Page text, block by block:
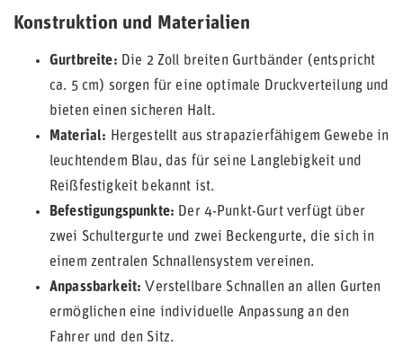
Konstruktion und Materialien
Gurtbreite: Die 2 Zoll breiten Gurtbänder (entspricht
ca. 5 cm) sorgen für eine optimale Druckverteilung und
bieten einen sicheren Halt.
Material: Hergestellt aus strapazierfähigem Gewebe in
leuchtendem Blau, das für seine Langlebigkeit und
Reißfestigkeit bekannt ist.
Befestigungspunkte: Der 4-Punkt-Gurt verfügt über
zwei Schultergurte und zwei Beckengurte, die sich in
einem zentralen Schnallensystem vereinen.
Anpassbarkeit: Verstellbare Schnallen an allen Gurten
ermöglichen eine individuelle Anpassung an den
Fahrer und den Sitz.